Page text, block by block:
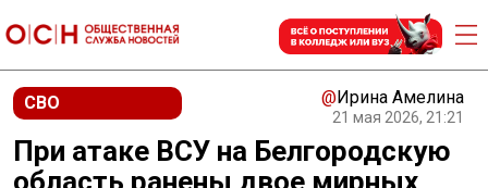
СВО @Ирина Амелина
21 мая 2026, 21:21
При атаке ВСУ на Белгородскую
область ранены двое мирных